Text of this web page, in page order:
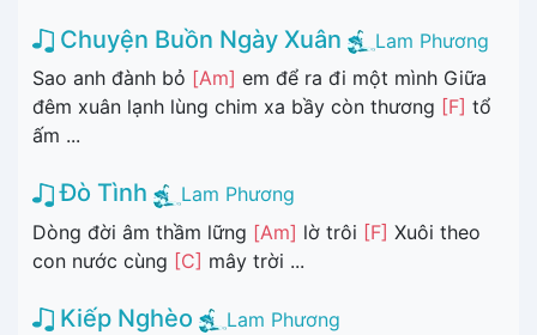
Chuyện Buồn Ngày Xuân
Lam Phương
Sao anh đành bỏ [Am] em để ra đi một mình Giữa
đêm xuân lạnh lùng chim xa bầy còn thương [F] tổ
ấm ...
Đò Tình
Lam Phương
Dòng đời âm thầm lững [Am] lờ trôi [F] Xuôi theo
con nước cùng [C] mây trời ...
Kiếp Nghèo
Lam Phương